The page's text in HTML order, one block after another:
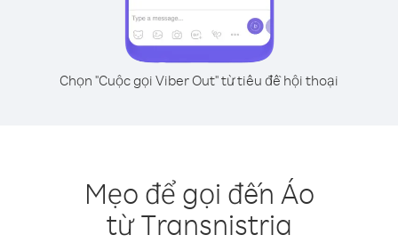
Chọn "Cuộc gọi Viber Out" từ tiêu đề hội thoại
Mẹo để gọi đến Áo
từ Transnistria